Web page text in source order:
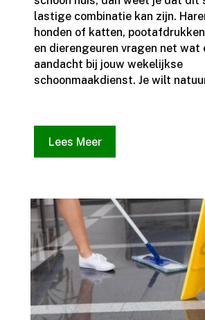
lastige combinatie kan zijn.​
honden of katten,
en dierengeuren vragen net wat
aandacht bij jouw wekelijkse
schoonmaakdienst.​ Je wilt
Lees Meer